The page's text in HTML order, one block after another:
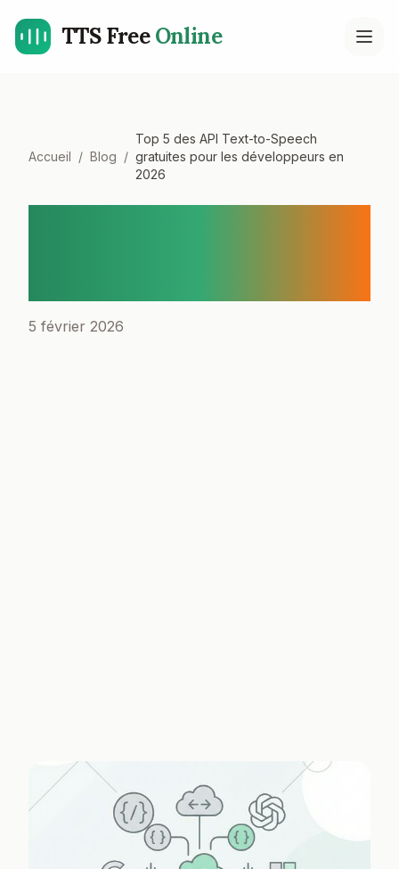
TTS FreeOnline
Accueil / Blog /
Top 5 des API Text-to-Speech
gratuites pour les développeurs en
2026
5 février 2026